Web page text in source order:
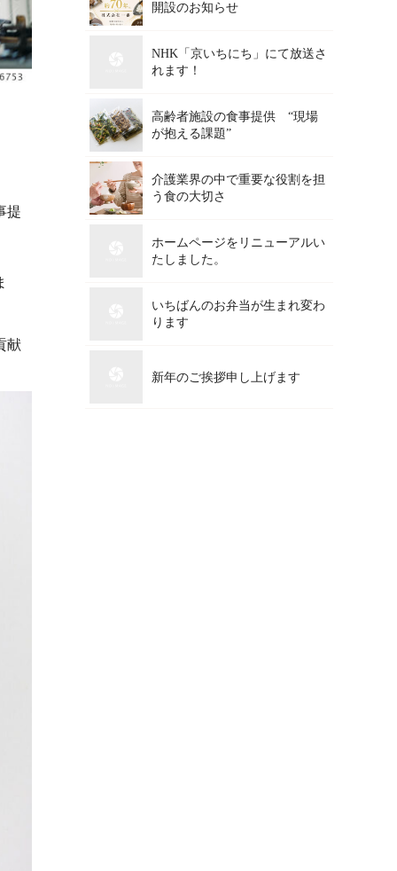
提
献
開設のお知らせ
NHK「京いちにち」にて放送さ
れます！
高齢者施設の食事提供 “現場
が抱える課題”
介護業界の中で重要な役割を担
う食の大切さ
ホームページをリニューアルい
たしました。
いちばんのお弁当が生まれ変わ
ります
新年のご挨拶申し上げます